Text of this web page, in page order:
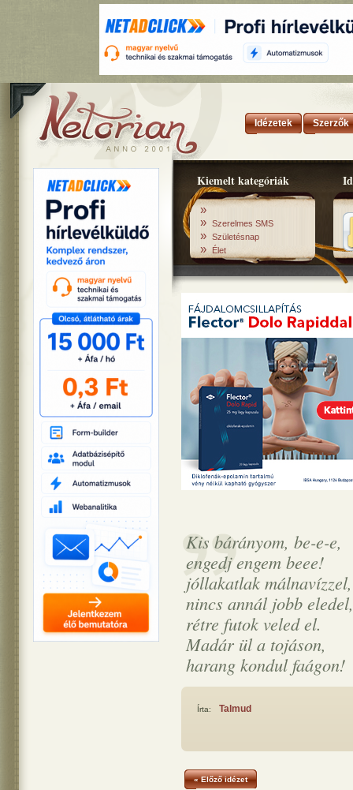
Idézetek Szerzők
Kiemelt kategóriák
»
» Szerelmes SMS
» Születésnap
» Élet
Kis bárányom, be-e-e,
engedj engem beee!
jóllakatlak málnavízzel,
nincs annál jobb eledel,
rétre futok veled el.
Madár ül a tojáson,
harang kondul faágon!
Írta: Talmud
« Előző idézet